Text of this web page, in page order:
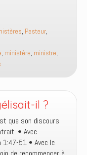
, Pasteur,
, ministère, ministre,
il ?
que son discours
• Avec
51 • Avec le